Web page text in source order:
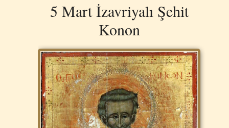
5 Mart İzavriyalı Şehit
Konon